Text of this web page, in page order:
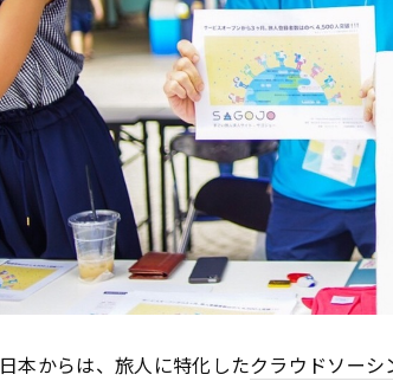
日本からは、旅人に特化したクラウドソーシ